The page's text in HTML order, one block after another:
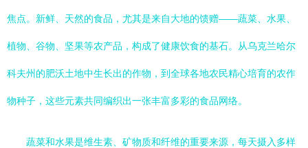
焦点。新鲜、天然的食品，尤其是来自大地的馈赠——蔬菜、水果、
植物、谷物、坚果等农产品，构成了健康饮食的基石。从乌克兰哈尔
科夫州的肥沃土地中生长出的作物，到全球各地农民精心培育的农作
物种子，这些元素共同编织出一张丰富多彩的食品网络。
蔬菜和水果是维生素、矿物质和纤维的重要来源，每天摄入多样